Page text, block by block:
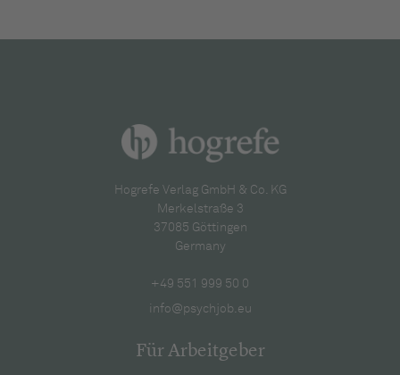
Hogrefe Verlag GmbH & Co. KG
Merkelstraße 3
37085 Göttingen
Germany
+49 551 999 50 0
info@psychjob.eu
Für Arbeitgeber